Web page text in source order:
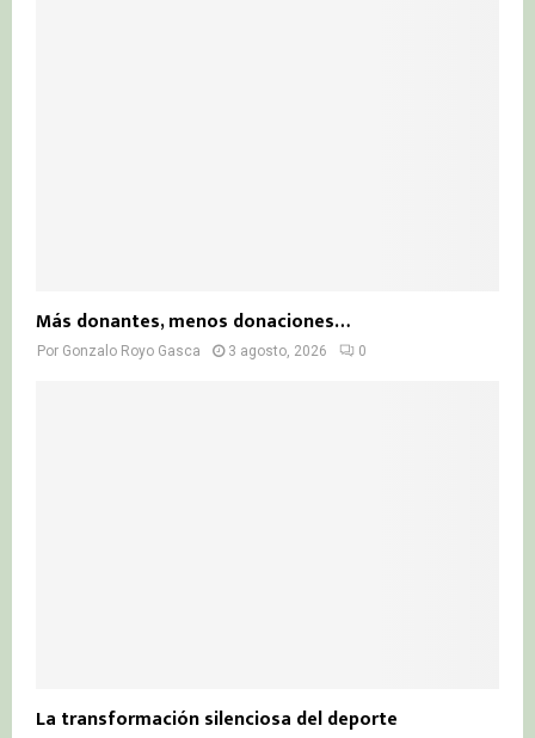
Más donantes, menos donaciones…
Por Gonzalo Royo Gasca 3 agosto, 2026 0
La transformación silenciosa del deporte